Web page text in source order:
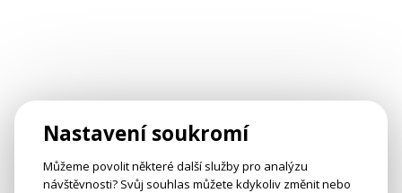
Nastavení soukromí
Můžeme povolit některé další služby pro analýzu
návštěvnosti? Svůj souhlas můžete kdykoliv změnit nebo